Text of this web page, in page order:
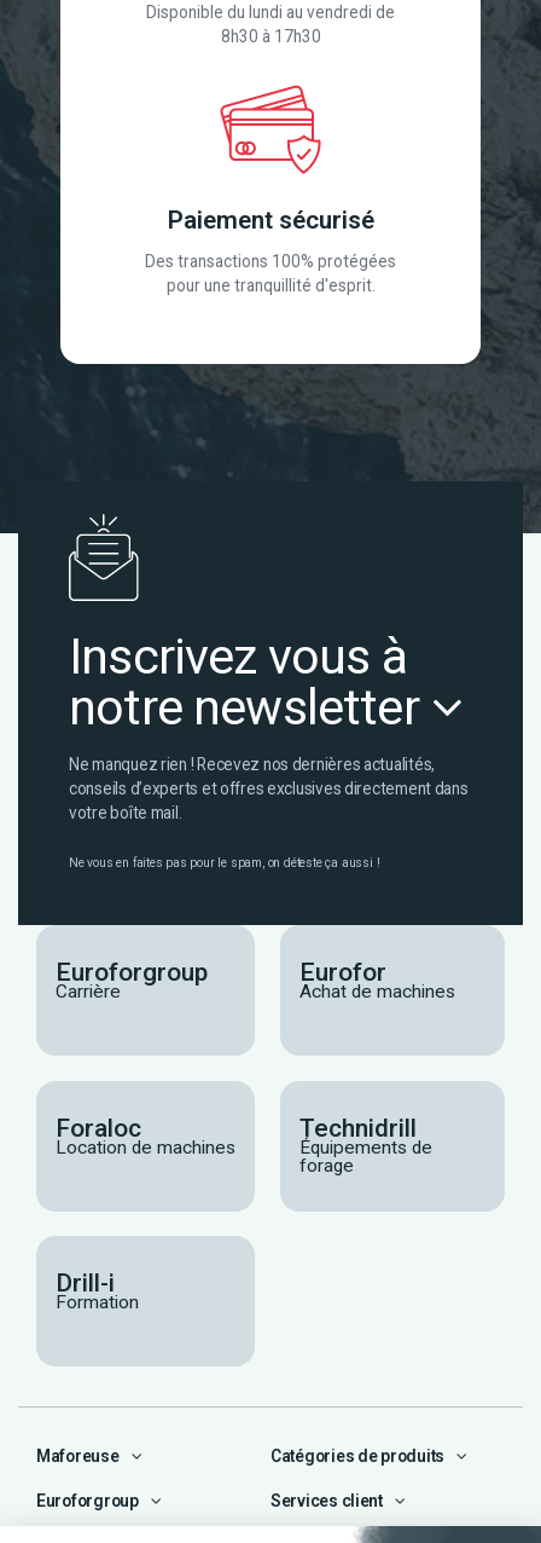
Disponible du lundi au vendredi de
8h30 à 17h30
Paiement sécurisé
Des transactions 100% protégées
pour une tranquillité d'esprit.
Inscrivez vous à
notre newsletter
Ne manquez rien ! Recevez nos dernières actualités,
conseils d’experts et offres exclusives directement dans
votre boîte mail.
Ne vous en faites pas pour le spam, on déteste ça aussi !
Euroforgroup
Carrière
Eurofor
Achat de machines
Foraloc
Location de machines
Technidrill
Équipements de
forage
Drill-i
Formation
Maforeuse Catégories de produits
Euroforgroup Services client